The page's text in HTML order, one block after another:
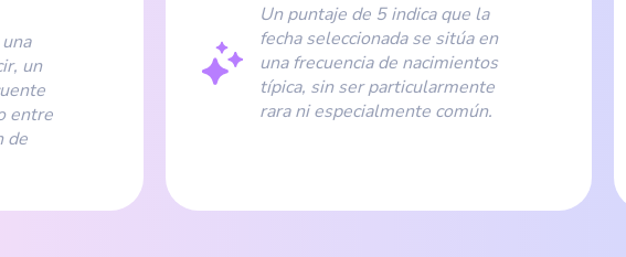
un
entre
de
Un puntaje de 5 indica que la
fecha seleccionada se sitúa en
una frecuencia de nacimientos
típica, sin ser particularmente
rara ni especialmente común.